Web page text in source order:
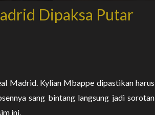
Dipaksa Putar
Madrid. Kylian Mbappe dipastikan harus
sang bintang langsung jadi sorotan
ini.